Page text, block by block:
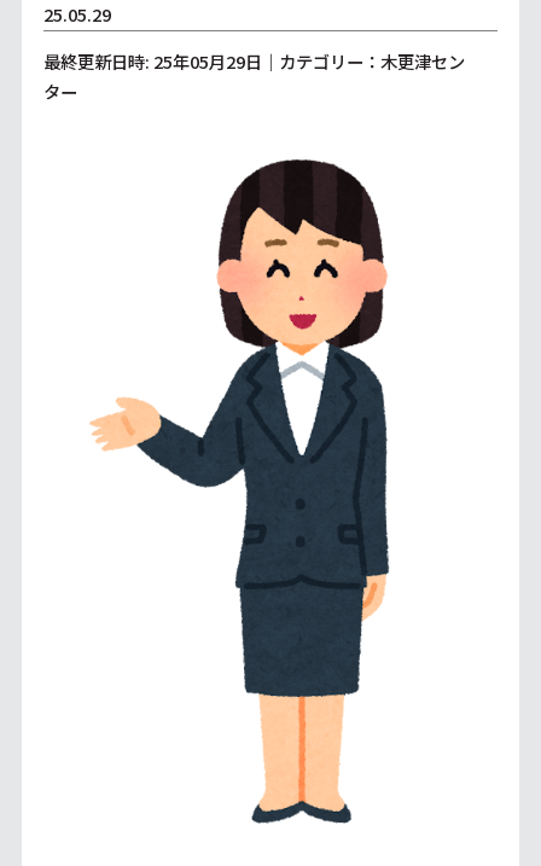
25.05.29
最終更新日時: 25年05月29日｜カテゴリー：木更津セン
ター